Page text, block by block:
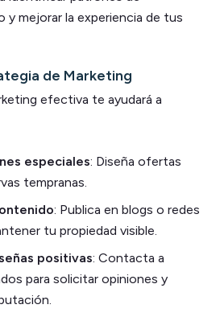
mejorar la experiencia de tus
de Marketing
efectiva te ayudará a
especiales: Diseña ofertas
tempranas.
: Publica en blogs o redes
tu propiedad visible.
positivas: Contacta a
para solicitar opiniones y